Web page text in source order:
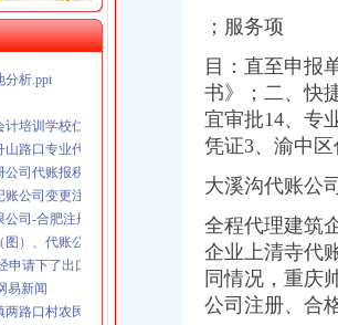
地段商铺开.抢,重庆渝中李子坝重庆天地商
地室内设计[信息有效期：6天]-我要设计-室内
培训学校仁和会计学校_志趣网
路口专业代账注册公司会计做账报税整理旧账
公司代账报税欢迎来电咨询丁莉免费申请一
账公司变更注销转让-湖北武汉会计审计信息
司-合肥注册公司,合肥公司注册,合肥财
）、代账公司、油坊镇代账】价格_厂家_图片
申请下了出口退税权,汉口的仁和会计代账公
易新闻
路口村农民养猪实行成本核算-300,11,3,迅
落户两路口_网易财经
；服务项
目：直至申报
书》；二、快
宜审批14、专
凭证3、 渝中
大溪沟代账公
全程代理建筑
企业上清寺代
同情况，重庆
公司注册、合